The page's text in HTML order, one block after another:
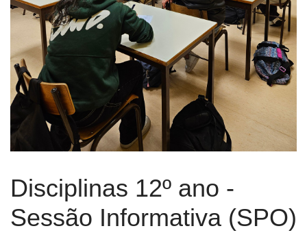
Disciplinas 12º ano -
Sessão Informativa (SPO)